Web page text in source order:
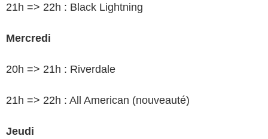
21h => 22h : Black Lightning
Mercredi
20h => 21h : Riverdale
21h => 22h : All American (nouveauté)
Jeudi